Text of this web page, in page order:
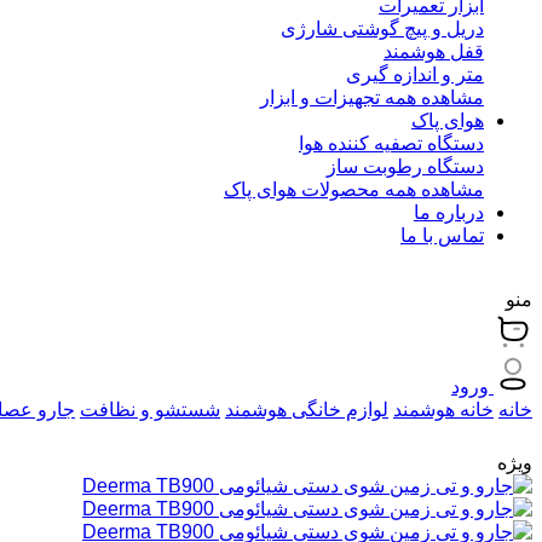
ابزار تعمیرات
دریل و پیچ گوشتی شارژی
قفل هوشمند
متر و اندازه گیری
مشاهده همه تجهیزات و ابزار
هوای پاک
دستگاه تصفیه کننده هوا
دستگاه رطوبت ساز
مشاهده همه محصولات هوای پاک
درباره ما
تماس با ما
منو
ورود
خانه خانه هوشمند لوازم خانگی هوشمند شستشو و نظافت جارو
ویژه